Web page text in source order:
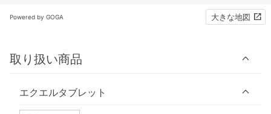
Powered by GOGA 大きな地図
取り扱い商品
エクエルタブレット